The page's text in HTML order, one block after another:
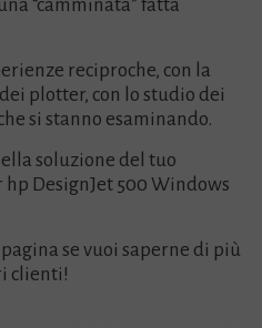
“camminata” fatta
reciproche, con la
plotter, con lo studio dei
si stanno esaminando.
soluzione del tuo
DesignJet 500 Windows
se vuoi saperne di più
clienti!